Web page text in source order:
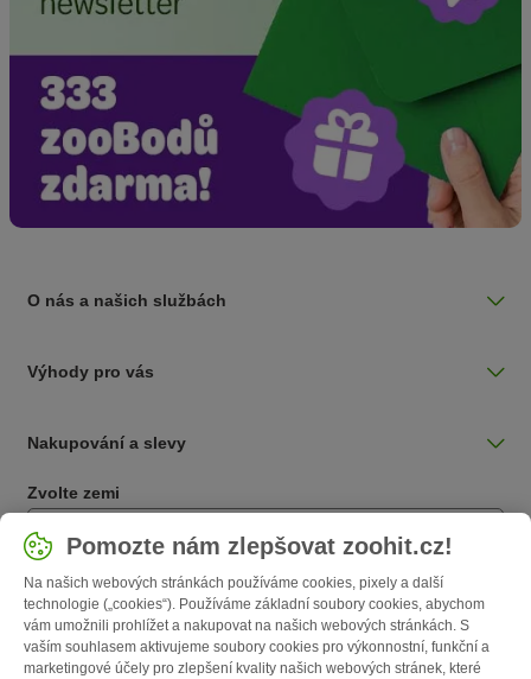
O nás a našich službách
Výhody pro vás
Nakupování a slevy
Zvolte zemi
Česká / CZ
Follow zooplus
Pomozte nám zlepšovat zoohit.cz!
Na našich webových stránkách používáme cookies, pixely a další
technologie („cookies“). Používáme základní soubory cookies, abychom
vám umožnili prohlížet a nakupovat na našich webových stránkách. S
vaším souhlasem aktivujeme soubory cookies pro výkonnostní, funkční a
marketingové účely pro zlepšení kvality našich webových stránek, které